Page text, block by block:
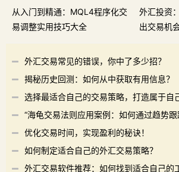
从入门到精通：MQL4程序化交
易调整实用技巧大全
外汇投资
出交易机
外汇交易常见的错误，你中了多少招？
揭秘历史回测：如何从中获取有用信息？
选择最适合自己的交易策略，打造属于自
“海龟交易法则应用案例：如何通过趋势
优化交易时间，实现盈利的秘诀！
如何制定适合自己的外汇交易策略？
外汇交易软件推荐：如何找到适合自己的